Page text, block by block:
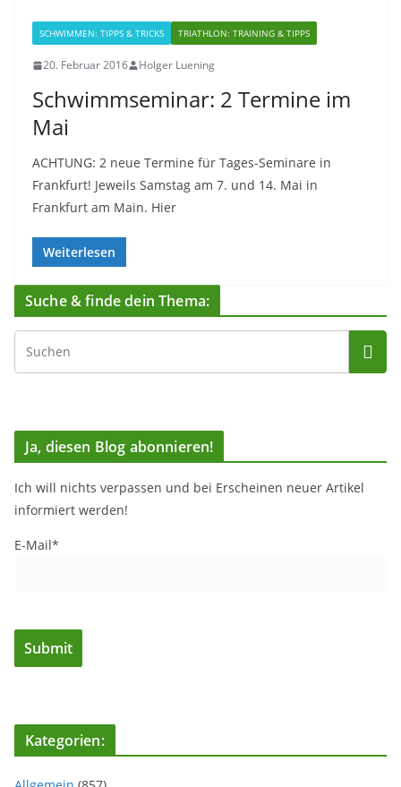
SCHWIMMEN: TIPPS & TRICKS TRIATHLON: TRAINING & TIPPS
20. Februar 2016 Holger Luening
Schwimmseminar: 2 Termine im
Mai
ACHTUNG: 2 neue Termine für Tages-Seminare in
Frankfurt! Jeweils Samstag am 7. und 14. Mai in
Frankfurt am Main. Hier
Weiterlesen
Suche & finde dein Thema:
Ja, diesen Blog abonnieren!
Ich will nichts verpassen und bei Erscheinen neuer Artikel
informiert werden!
E-Mail*
Kategorien: